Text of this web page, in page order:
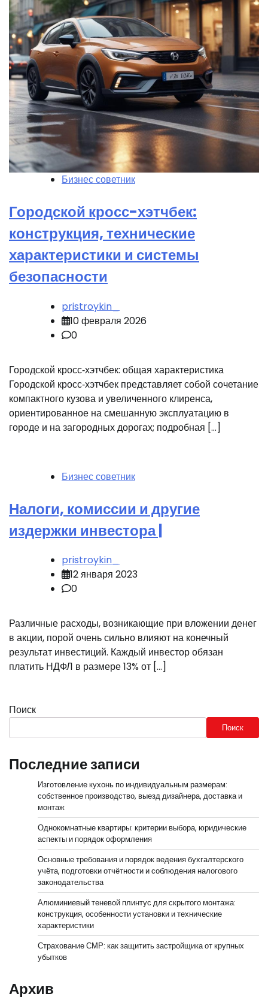
Бизнес советник
Городской кросс-хэтчбек:
конструкция, технические
характеристики и системы
безопасности
pristroykin_
10 февраля 2026
0
Городской кросс‑хэтчбек: общая характеристика
Городской кросс‑хэтчбек представляет собой сочетание
компактного кузова и увеличенного клиренса,
ориентированное на смешанную эксплуатацию в
городе и на загородных дорогах; подробная […]
Бизнес советник
Налоги, комиссии и другие
издержки инвестора |
pristroykin_
12 января 2023
0
Различные расходы, возникающие при вложении денег
в акции, порой очень сильно влияют на конечный
результат инвестиций. Каждый инвестор обязан
платить НДФЛ в размере 13% от […]
Поиск
Поиск
Последние записи
Изготовление кухонь по индивидуальным размерам:
собственное производство, выезд дизайнера, доставка и
монтаж
Однокомнатные квартиры: критерии выбора, юридические
аспекты и порядок оформления
Основные требования и порядок ведения бухгалтерского
учёта, подготовки отчётности и соблюдения налогового
законодательства
Алюминиевый теневой плинтус для скрытого монтажа:
конструкция, особенности установки и технические
характеристики
Страхование СМР: как защитить застройщика от крупных
убытков
Архив